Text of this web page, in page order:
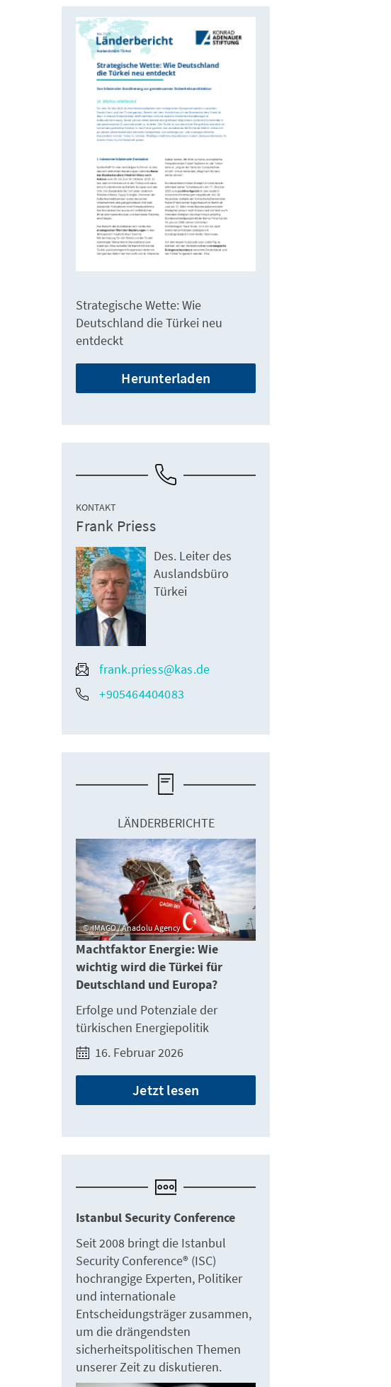
Strategische Wette: Wie
Deutschland die Türkei neu
entdeckt
Herunterladen
KONTAKT
Frank Priess
Des. Leiter des
Auslandsbüro
Türkei
frank.priess@kas.de
+905464404083
LÄNDERBERICHTE
IMAGO / Anadolu Agency
Machtfaktor Energie: Wie
wichtig wird die Türkei für
Deutschland und Europa?
Erfolge und Potenziale der
türkischen Energiepolitik
16. Februar 2026
Jetzt lesen
Istanbul Security Conference
Seit 2008 bringt die Istanbul
Security Conference® (ISC)
hochrangige Experten, Politiker
und internationale
Entscheidungsträger zusammen,
um die drängendsten
sicherheitspolitischen Themen
unserer Zeit zu diskutieren.